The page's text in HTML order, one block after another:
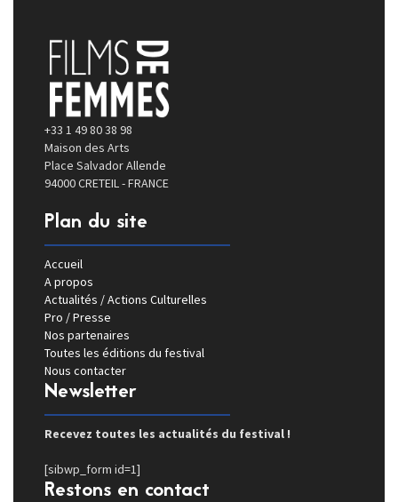
+33 1 49 80 38 98
Maison des Arts
Place Salvador Allende
94000 CRETEIL - FRANCE
Plan du site
Accueil
A propos
Actualités / Actions Culturelles
Pro / Presse
Nos partenaires
Toutes les éditions du festival
Nous contacter
Newsletter
Recevez toutes les actualités du festival !
[sibwp_form id=1]
Restons en contact